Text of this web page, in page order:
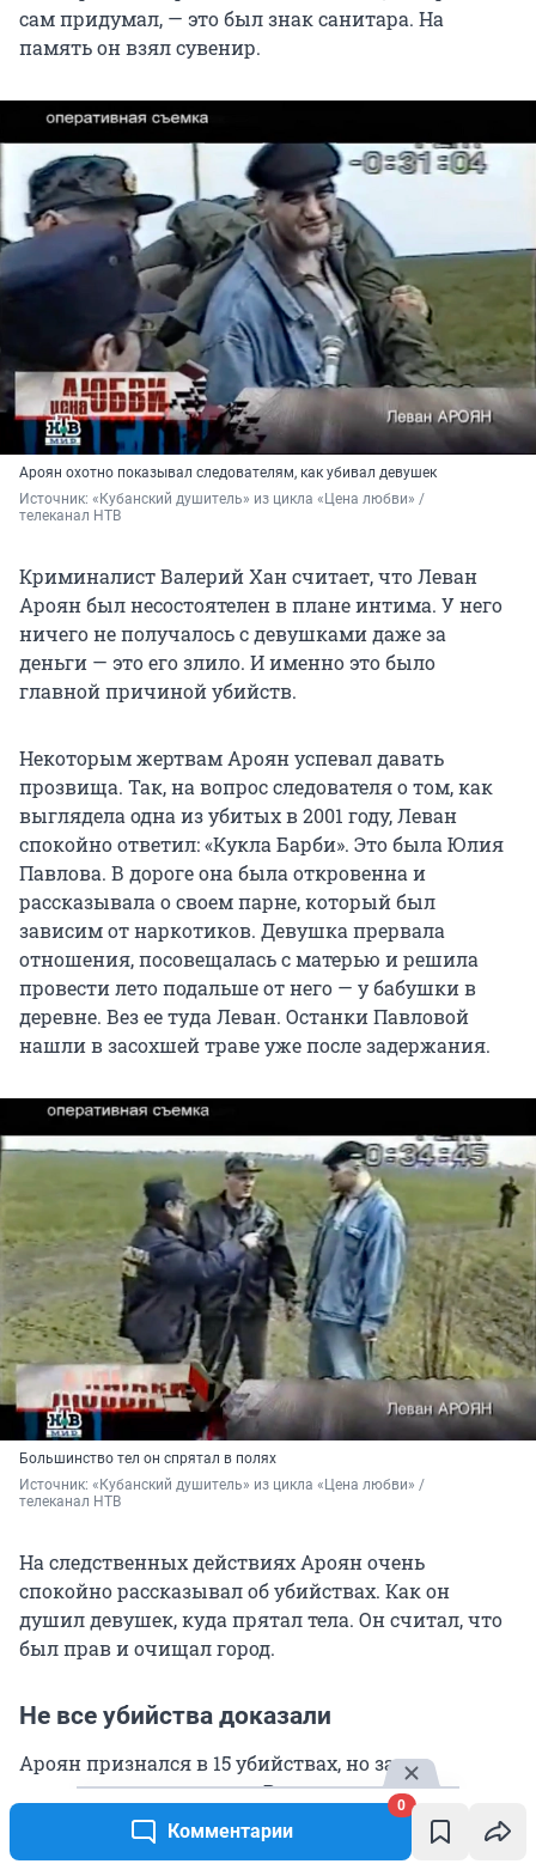
Комментарии
0
сам придумал, — это был знак санитара. На
память он взял сувенир.
Ароян охотно показывал следователям, как убивал девушек
Источник: «Кубанский душитель» из цикла «Цена любви» /
телеканал НТВ
Криминалист Валерий Хан считает, что Леван
Ароян был несостоятелен в плане интима. У него
ничего не получалось с девушками даже за
деньги — это его злило. И именно это было
главной причиной убийств.
Некоторым жертвам Ароян успевал давать
прозвища. Так, на вопрос следователя о том, как
выглядела одна из убитых в 2001 году, Леван
спокойно ответил: «Кукла Барби». Это была Юлия
Павлова. В дороге она была откровенна и
рассказывала о своем парне, который был
зависим от наркотиков. Девушка прервала
отношения, посовещалась с матерью и решила
провести лето подальше от него — у бабушки в
деревне. Вез ее туда Леван. Останки Павловой
нашли в засохшей траве уже после задержания.
Большинство тел он спрятал в полях
Источник: «Кубанский душитель» из цикла «Цена любви» /
телеканал НТВ
На следственных действиях Ароян очень
спокойно рассказывал об убийствах. Как он
душил девушек, куда прятал тела. Он считал, что
был прав и очищал город.
Не все убийства доказали
Ароян признался в 15 убийствах, но затем
отказался от своих слов. Вмешались адвокаты его
семьи. Следователи попали в сложную ситуацию:
с момента многих преступлений прошло